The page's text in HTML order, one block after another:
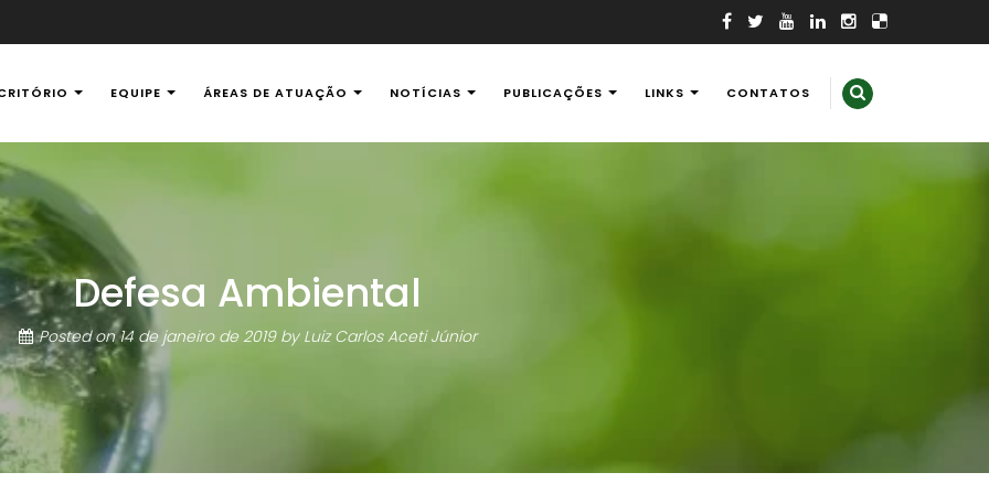
Ambiental
EQUIPE ÁREAS DE ATUAÇÃO NOTÍCIAS PUBLICAÇÕES LINKS CONTATOS
Defesa Ambiental
Posted on14 de janeiro de 2019by Luiz Carlos Aceti Júnior